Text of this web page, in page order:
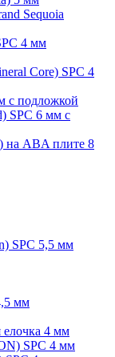
Sequoia
4 мм
Core) SPC 4
с подложкой
SPC 6 мм с
на ABA плите 8
SPC 5,5 мм
мм
елочка 4 мм
SPC 4 мм